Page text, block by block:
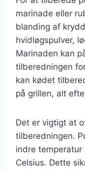
marinade eller
blanding af
hvidløgspulver,
Marinaden kan
tilberedningen
kan kødet
på grillen, alt
Det er vigtigt at
tilberedningen.
indre
Celsius. Dette